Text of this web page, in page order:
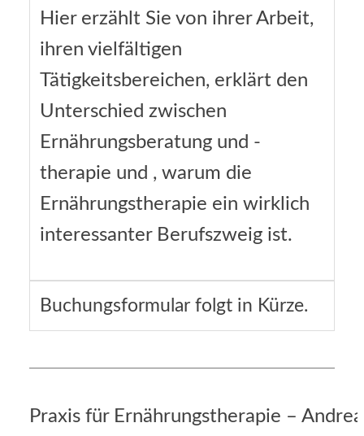
Hier erzählt Sie von ihrer Arbeit,
ihren vielfältigen
Tätigkeitsbereichen, erklärt den
Unterschied zwischen
Ernährungsberatung und -
therapie und , warum die
Ernährungstherapie ein wirklich
interessanter Berufszweig ist.
Buchungsformular folgt in Kürze.
Praxis für Ernährungstherapie – Andrea